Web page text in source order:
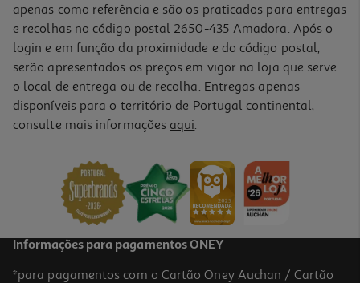
Tarteira Actuel Aço Revestido 32cm
apenas como referência e são os praticados para entregas
e recolhas no código postal 2650-435 Amadora. Após o
login e em função da proximidade e do código postal,
serão apresentados os preços em vigor na loja que serve
o local de entrega ou de recolha. Entregas apenas
disponíveis para o território de Portugal continental,
consulte mais informações aqui.
Informações para pagamentos ONEY
*para pagamentos com o Cartão Oney Auchan / Cartão